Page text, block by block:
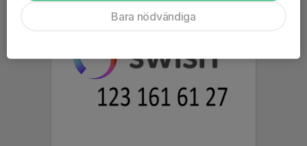
Bara nödvändiga